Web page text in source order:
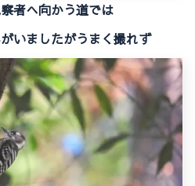
者へ向かう道では
いましたがうまく撮れず